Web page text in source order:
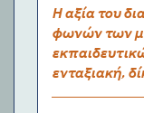
Η αξία του
φωνών των
ενταξιακή,